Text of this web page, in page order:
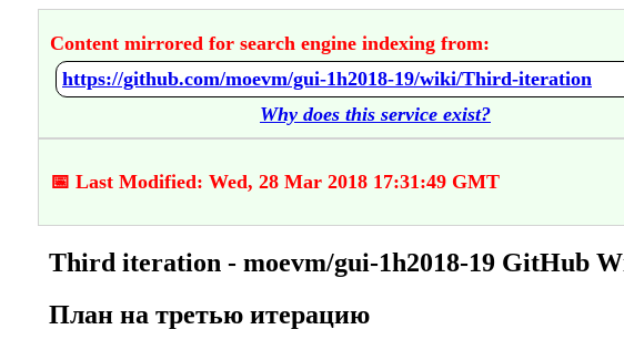
Content mirrored for search engine indexing from:
https://github.com/moevm/gui-1h2018-19/wiki/Third-iteration
Why does this service exist?
📅 Last Modified: Wed, 28 Mar 2018 17:31:49 GMT
Third iteration - moevm/gui-1h2018-19 GitHub
План на третью итерацию